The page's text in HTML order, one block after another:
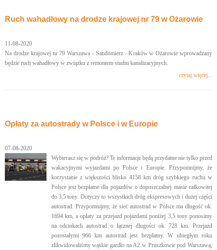
Ruch wahadłowy na drodze krajowej nr 79 w Ożarowie
11-08-2020
Na drodze krajowej nr 79 Warszawa - Sandomierz - Kraków w Ożarowie wprowadzany
będzie ruch wahadłowy w związku z remontem studni kanalizacyjnych.
czytaj więcej...
Opłaty za autostrady w Polsce i w Europie
07-08-2020
Wybierasz się w podróż? Te informacje będą przydatne nie tylko przed
wakacyjnymi wyjazdami po Polsce i Europie. Przypomnijmy, że
korzystanie z większości blisko 4158 km dróg szybkiego ruchu w
Polsce jest bezpłatne dla pojazdów o dopuszczalnej masie całkowitej
do 3,5 tony. Dotyczy to wszystkich dróg ekspresowych i dużej części
autostrad. Przypomnijmy, że sieć autostrad w Polsce ma długość ok.
1694 km, a opłaty za przejazd pojazdami poniżej 3,5 tony ponosimy
na odcinkach autostrad o łącznej długości ok. 728 km. Przejazd
pozostałymi 966 km autostrad jest bezpłatny. W ubiegłym roku
zlikwidowaliśmy wąskie gardło na A2 w Pruszkowie pod Warszawą,